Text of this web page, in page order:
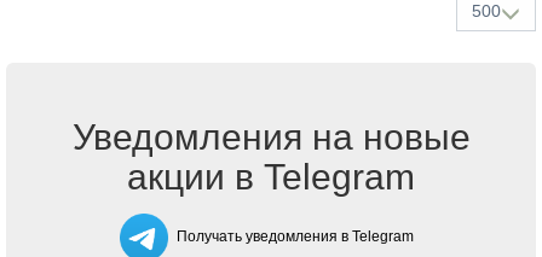
500
Уведомления на новые
акции в Telegram
Получать уведомления в Telegram